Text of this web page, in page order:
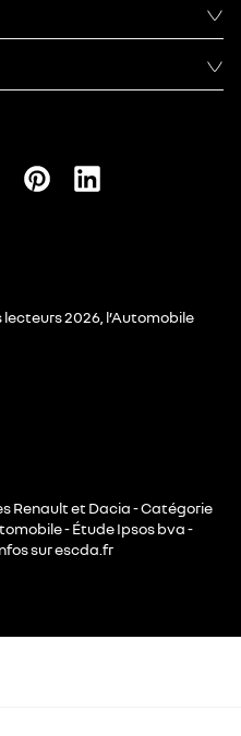
2026, l’Automobile
Renault et Dacia - Catégorie
- Étude Ipsos bva -
sur escda.fr